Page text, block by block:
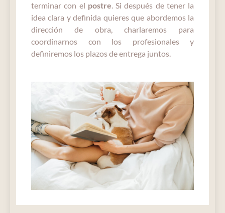
terminar con el postre. Si después de tener la
idea clara y definida quieres que abordemos la
dirección de obra, charlaremos para
coordinarnos con los profesionales y
definiremos los plazos de entrega juntos.